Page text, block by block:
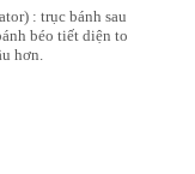
: trục bánh sau
béo tiết diện to
hơn.